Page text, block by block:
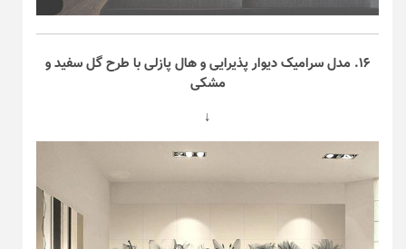
۱۶. مدل سرامیک دیوار پذیرایی و هال پازلی با طرح گل سفید و
مشکی
↓